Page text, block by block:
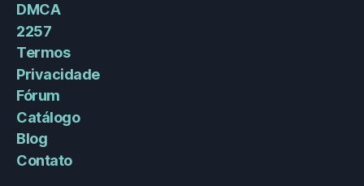
DMCA
2257
Termos
Privacidade
Fórum
Catálogo
Blog
Contato